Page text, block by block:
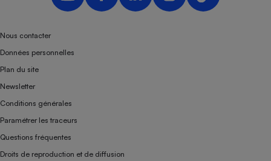
Nous contacter
Données personnelles
Plan du site
Newsletter
Conditions générales
Paramétrer les traceurs
Questions fréquentes
Droits de reproduction et de diffusion